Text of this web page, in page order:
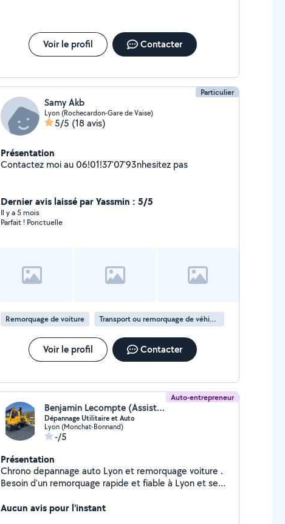
Voir le profil Contacter
Particulier
Samy Akb
Lyon (Rochecardon-Gare de Vaise)
5/5 (18 avis)
Présentation
Contactez moi au 06!01!37'07'93nhesitez pas
Dernier avis laissé par Yassmin : 5/5
Il y a 5 mois
Parfait ! Ponctuelle
Remorquage de voiture Transport ou remorquage de véhicule
Voir le profil Contacter
Auto-entrepreneur
Benjamin Lecompte (Assistance Depannage auto moto utilitaire)
Dépannage Utilitaire et Auto
Lyon (Monchat-Bonnand)
-/5
Présentation
Chrono depannage auto Lyon et remorquage voiture .
Besoin d'un remorquage rapide et fiable à Lyon et ses
partenaire de confiance pour le dépannage et le
Aucun avis pour l'instant